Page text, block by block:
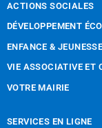
ACTIONS SOCIALES
DÉVELOPPEMENT
ENFANCE & JEUNESSE
VIE ASSOCIATIVE ET
VOTRE MAIRIE
SERVICES EN LIGNE